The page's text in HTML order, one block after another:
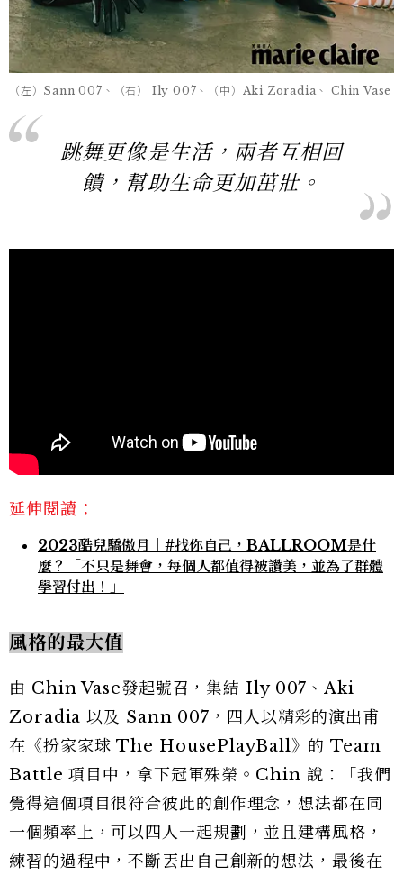
（左）Sann 007、（右） Ily 007、（中）Aki Zoradia、 Chin Vase
跳舞更像是生活，兩者互相回
饋，幫助生命更加茁壯。
延伸閱讀：
2023酷兒驕傲月｜#找你自己，BALLROOM是什
麼？「不只是舞會，每個人都值得被讚美，並為了群體
學習付出！」
風格的最大值
由 Chin Vase發起號召，集結 Ily 007、Aki
Zoradia 以及 Sann 007，四人以精彩的演出甫
在《扮家家球 The HousePlayBall》的 Team
Battle 項目中，拿下冠軍殊榮。Chin 說：「我們
覺得這個項目很符合彼此的創作理念，想法都在同
一個頻率上，可以四人一起規劃，並且建構風格，
練習的過程中，不斷丟出自己創新的想法，最後在